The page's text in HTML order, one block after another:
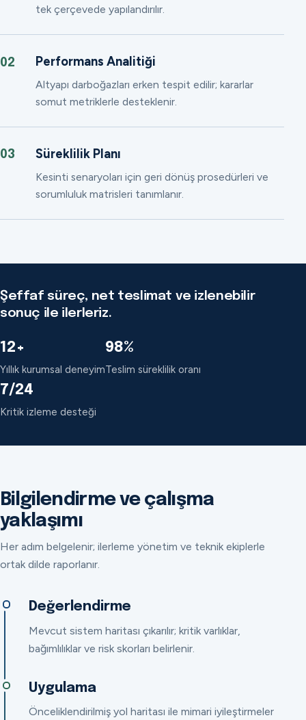
tek çerçevede yapılandırılır.
02 Performans Analitiği
Altyapı darboğazları erken tespit edilir; kararlar
somut metriklerle desteklenir.
03 Süreklilik Planı
Kesinti senaryoları için geri dönüş prosedürleri ve
sorumluluk matrisleri tanımlanır.
Şeffaf süreç, net teslimat ve izlenebilir
sonuç ile ilerleriz.
12+
Yıllık kurumsal deneyim
98%
Teslim süreklilik oranı
7/24
Kritik izleme desteği
Bilgilendirme ve çalışma
yaklaşımı
Her adım belgelenir; ilerleme yönetim ve teknik ekiplerle
ortak dilde raporlanır.
Değerlendirme
Mevcut sistem haritası çıkarılır; kritik varlıklar,
bağımlılıklar ve risk skorları belirlenir.
Uygulama
Önceliklendirilmiş yol haritası ile mimari iyileştirmeler